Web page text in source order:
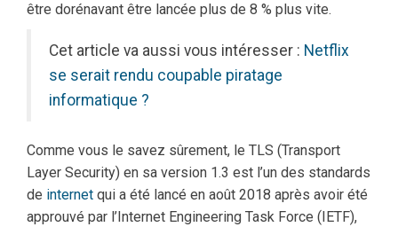
être dorénavant être lancée plus de 8 % plus vite.
Cet article va aussi vous intéresser : Netflix
se serait rendu coupable piratage
informatique ?
Comme vous le savez sûrement, le TLS (Transport
Layer Security) en sa version 1.3 est l’un des standards
de internet qui a été lancé en août 2018 après avoir été
approuvé par l’Internet Engineering Task Force (IETF),